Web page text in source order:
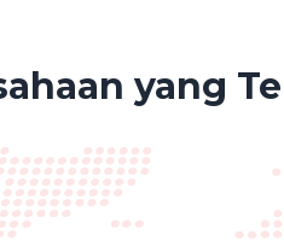
yang